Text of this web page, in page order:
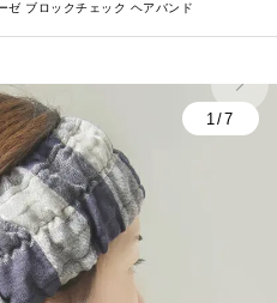
ゼ ブロックチェック ヘアバンド
1/7